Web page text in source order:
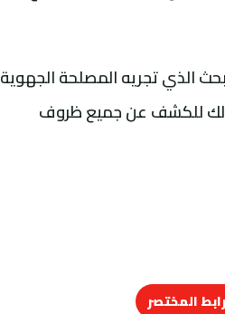
الذي تجريه المصلحة الجهوية
وذلك للكشف عن جميع ظروف
المختصر